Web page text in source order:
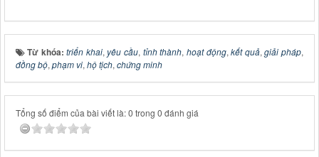
Từ khóa:triển khai, yêu cầu, tỉnh thành, hoạt động,kết quả,giải pháp,
đồng bộ, phạm vi, hộ tịch, chứng minh
Tổng số điểm của bài viết là: 0 trong 0 đánh giá